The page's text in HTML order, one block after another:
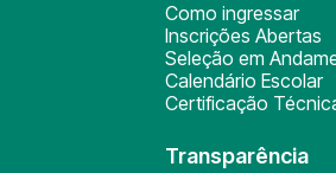
Como ingressar
Inscrições Abertas
Seleção em
Calendário Escolar
Certificação
Transparência